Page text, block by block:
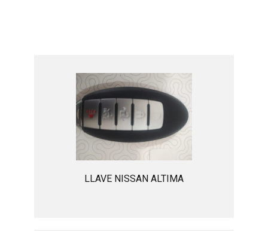
LLAVE NISSAN ALTIMA